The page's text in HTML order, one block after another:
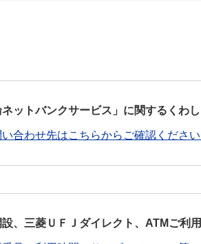
ットバンクサービス」に関するくわ
合わせ先はこちらからご確認ください
、三菱ＵＦＪダイレクト、ATMご利